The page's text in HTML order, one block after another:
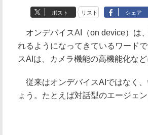
ポスト リスト シェア
オンデバイスAI（on device）は
れるようになってきているワード
スAIは、カメラ機能の高機能化など
従来はオンデバイスAIではなく
ょう。たとえば対話型のエージェ